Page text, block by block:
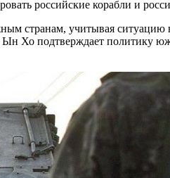
российские корабли и
странам, учитывая ситуацию
Хо подтверждает политику